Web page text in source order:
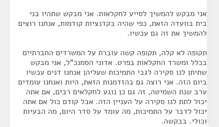
אני מבקש להמשיך לסייע לחקלאות. אני מבקש שתהיו בני
בית בוועדה הזאת, כפי שהיה בקדנציות קודמות, אנחנו רוצים
להמשיך את זה גם עכשיו.
תקופה לא קלה, תקופה קשה עוברת על המשרדים החברתיים
בכלל ומשרד החקלאות בפרט. אדוני הסמנכ"ל, אני מבקש
שתיתן לנו סקירה לגבי התמיכות שעליהן אנחנו דנים עכשיו
ביום הזה. אני רוצה גם בהזדמנות הזאת, היות ואנחנו עומדים
ערב שנת השמיטה, זה גם כן נוגע לחקלאים רבים, אם אתה
יכול לתת לנו סקירה על העניין הזה. אבל קודם כול אם אתה
יכול לדבר על התמיכות, מה עומד על סדר היום, מה הבעיות
וכולי. בבקשה.